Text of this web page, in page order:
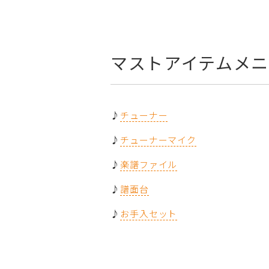
マストアイテムメ
♪ チューナー
♪ チューナーマイク
♪ 楽譜ファイル
♪ 譜面台
♪ お手入セット